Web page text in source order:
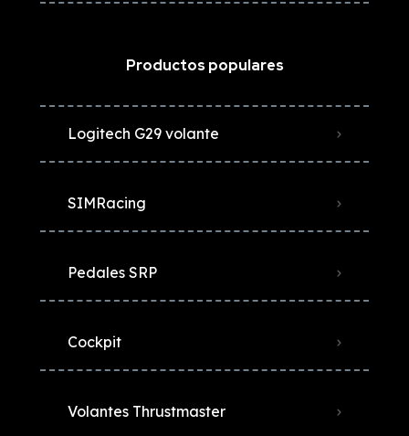
Productos populares
Logitech G29 volante
SIMRacing
Pedales SRP
Cockpit
Volantes Thrustmaster